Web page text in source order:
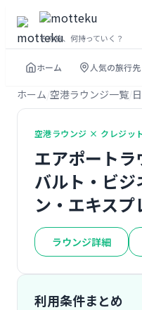
その旅、何持っていく？
ホーム 人気の旅行先
ホーム 空港ラウンジ一覧
空港ラウンジ × クレジッ
エアポート
バルト・ビジ
ン・エキス
ラウンジ詳細
利用条件まとめ